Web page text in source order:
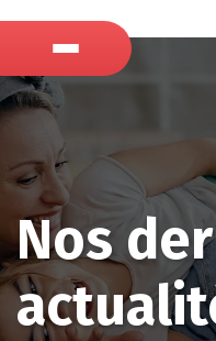
Nos